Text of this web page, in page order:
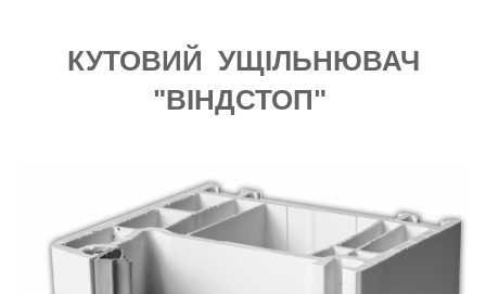
КУТОВИЙ УЩІЛЬНЮВАЧ
"ВІНДСТОП"